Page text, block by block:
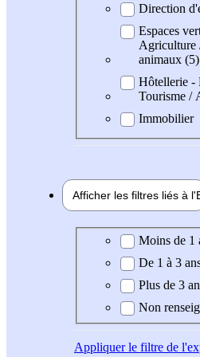
Direction
Espaces
Agriculture
animaux (5)
Hôtellerie -
Tourisme /
Immobilier
Afficher les filtres liés à l'
Expérience demandée
Moins de 1
De 1 à 3
Plus de 3
Non
Appliquerle filtre de